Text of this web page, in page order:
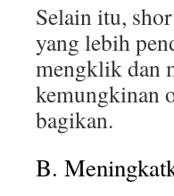
Selain itu,
yang lebih
mengklik dan
kemungkinan
bagikan.
B.